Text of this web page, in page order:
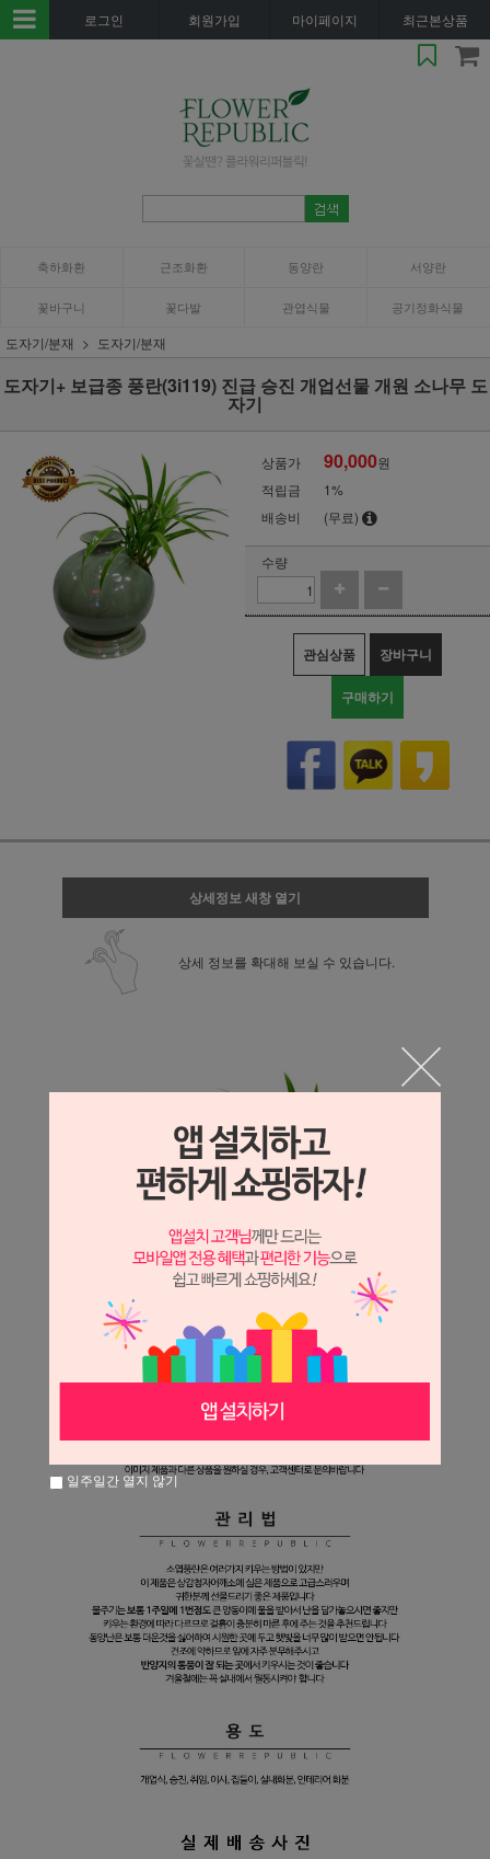
로그인 회원가입 마이페이지 최근본상품
축하화환 근조화환 동양란 서양란
꽃바구니 꽃다발 관엽식물 공기정화식물
도자기/분재 도자기/분재
도자기+ 보급종 풍란(3i119) 진급 승진 개업선물 개원 소나무 도
자기
상품가 90,000원
적립금
1%
배송비
(무료)
수량
관심상품 장바구니
구매하기
상세정보 새창 열기
상세 정보를 확대해 보실 수 있습니다.
일주일간 열지 않기